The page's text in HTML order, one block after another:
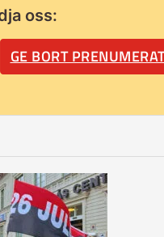
oss:
GE BORT